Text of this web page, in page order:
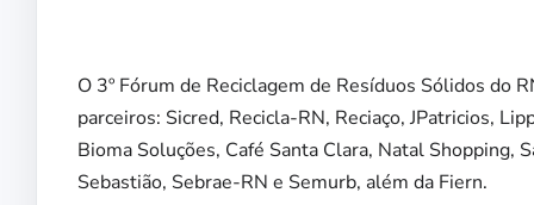
O 3º Fórum de Reciclagem de Resíduos Sólidos do
parceiros: Sicred, Recicla-RN, Reciaço, JPatricios,
Bioma Soluções, Café Santa Clara, Natal Shopping,
Sebastião, Sebrae-RN e Semurb, além da Fiern.